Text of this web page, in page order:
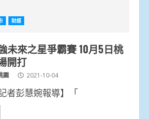
財經
未來之星爭霸賽 10月5日桃
開打
園 2021-10-04
者彭慧婉報導】「